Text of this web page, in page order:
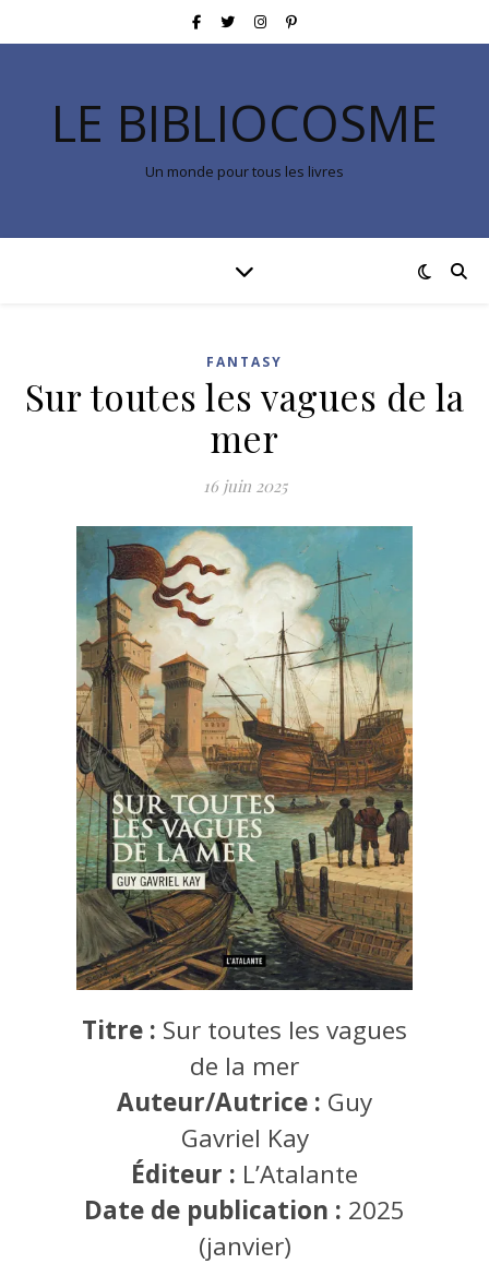
LE BIBLIOCOSME
Un monde pour tous les livres
FANTASY
Sur toutes les vagues de la
mer
16 juin 2025
Titre : Sur toutes les vagues
de la mer
Auteur/Autrice : Guy
Gavriel Kay
Éditeur : L’Atalante
Date de publication : 2025
(janvier)